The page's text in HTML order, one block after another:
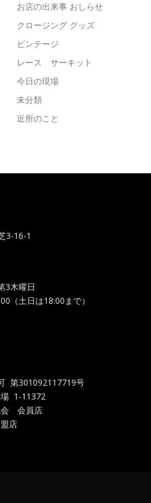
お店の出来事 おしらせ
クロージング グッズ
ビンテージ
レース サーキット
今日の現場
未分類
近所のこと
3-16-1
3木曜日
（土日は18:00まで）
第301092117719号
1-11372
会 会員店
店